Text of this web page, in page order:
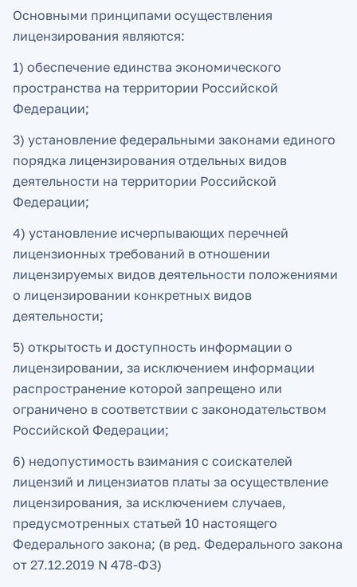
Основными принципами осуществления
лицензирования являются:
1) обеспечение единства экономического
пространства на территории Российской
Федерации;
3) установление федеральными законами единого
порядка лицензирования отдельных видов
деятельности на территории Российской
Федерации;
4) установление исчерпывающих перечней
лицензионных требований в отношении
лицензируемых видов деятельности положениями
о лицензировании конкретных видов
деятельности;
5) открытость и доступность информации о
лицензировании, за исключением информации
распространение которой запрещено или
ограничено в соответствии с законодательством
Российской Федерации;
6) недопустимость взимания с соискателей
лицензий и лицензиатов платы за осуществление
лицензирования, за исключением случаев,
предусмотренных статьей 10 настоящего
Федерального закона; (в ред. Федерального закона
от 27.12.2019 N 478-ФЗ)